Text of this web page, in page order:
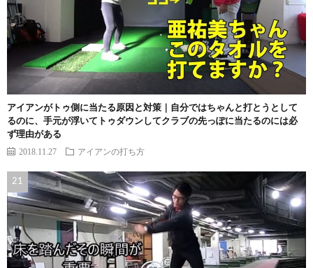
アイアンがトゥ側に当たる原因と対策｜自分ではちゃんと打とうとして
るのに、手元が浮いてトゥダウンしてクラブの先っぽに当たるのには必
ず理由がある
2018.11.27 アイアンの打ち方